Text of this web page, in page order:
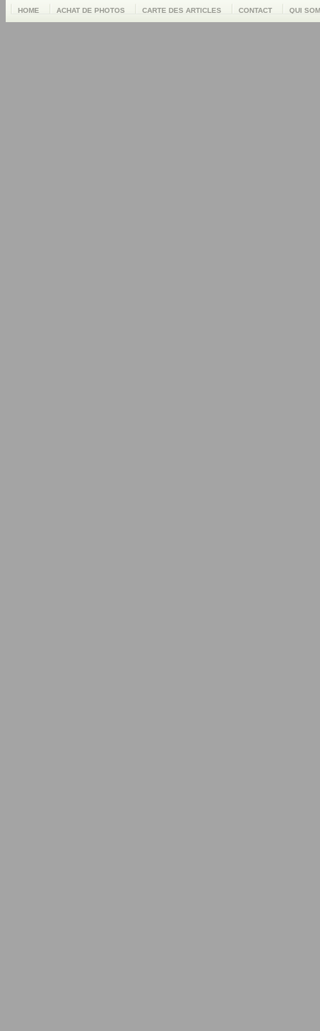
HOME ACHAT DE PHOTOS CARTE DES ARTICLES CONTACT QUI